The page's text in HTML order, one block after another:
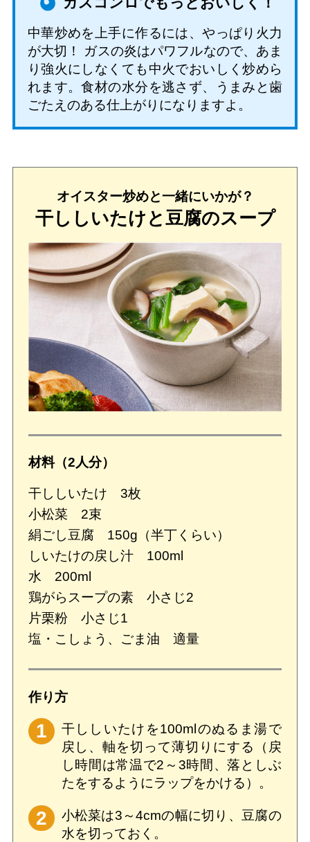
中華炒めを上手に作るには、やっぱり火力
が大切！ ガスの炎はパワフルなので、あま
り強火にしなくても中火でおいしく炒めら
れます。食材の水分を逃さず、うまみと歯
ごたえのある仕上がりになりますよ。
オイスター炒めと一緒にいかが？
干ししいたけと豆腐のスープ
材料（2人分）
干ししいたけ 3枚
小松菜 2束
絹ごし豆腐 150g（半丁くらい）
しいたけの戻し汁 100ml
水 200ml
鶏がらスープの素 小さじ2
片栗粉 小さじ1
塩・こしょう、ごま油 適量
作り方
1
干ししいたけを100mlのぬるま湯で
戻し、軸を切って薄切りにする（戻
し時間は常温で2～3時間、落としぶ
たをするようにラップをかける）。
2
小松菜は3～4cmの幅に切り、豆腐の
水を切っておく。